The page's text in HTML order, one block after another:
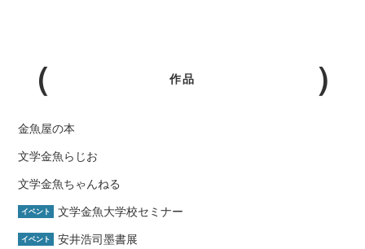
作品
金魚屋の本
文学金魚らじお
文学金魚ちゃんねる
イベント 文学金魚大学校セミナー
イベント 安井浩司墨書展